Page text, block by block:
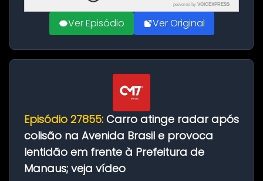
powered by VOICEXPRESS
Ver Episódio Ver Original
Episódio 27855: Carro atinge radar após
colisão na Avenida Brasil e provoca
lentidão em frente à Prefeitura de
Manaus; veja vídeo